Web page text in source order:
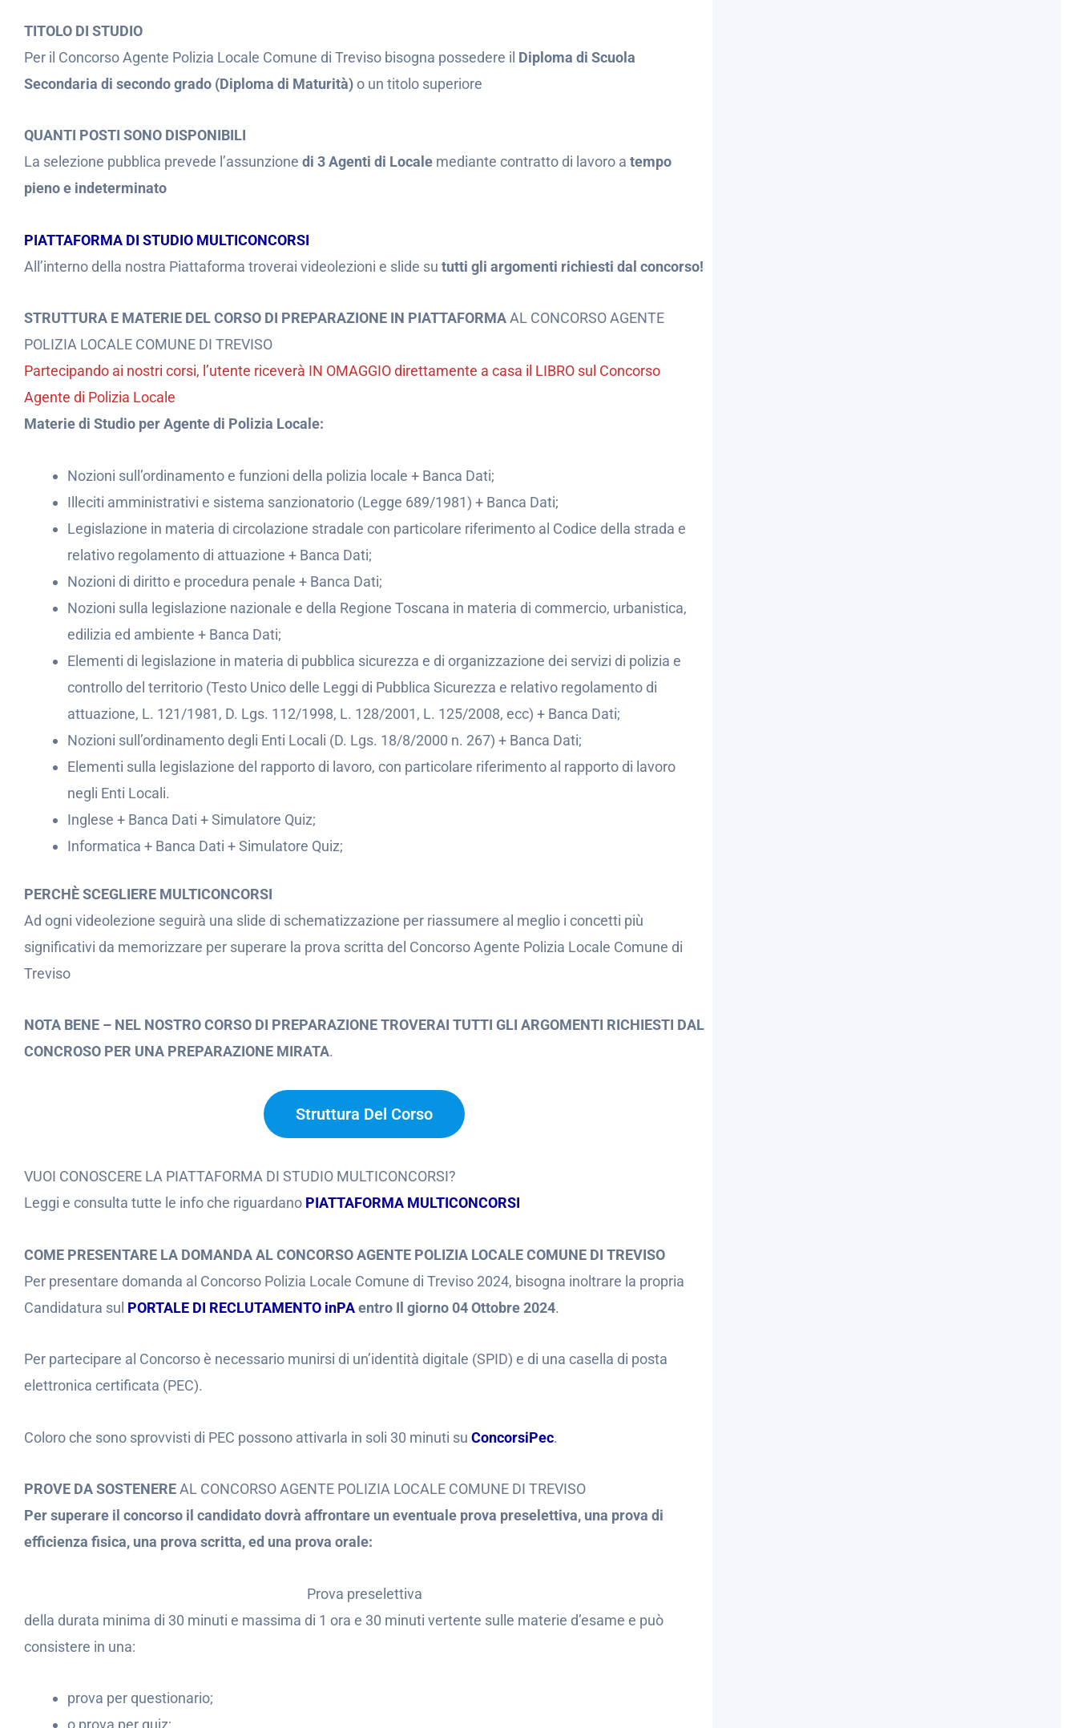
TITOLO DI STUDIO
Per il Concorso Agente Polizia Locale Comune di Treviso bisogna possedere il Diploma di Scuola
Secondaria di secondo grado (Diploma di Maturità)o un titolo superiore
QUANTI POSTI SONO DISPONIBILI
La selezione pubblica prevede l’assunzione di 3 Agenti di Locale mediante contratto di lavoro a tempo
pieno e indeterminato
PIATTAFORMA DI STUDIO MULTICONCORSI
All’interno della nostra Piattaforma troverai videolezioni e slide su tutti gli argomenti richiesti dal concorso!
STRUTTURA E MATERIE DEL CORSO DI PREPARAZIONE IN PIATTAFORMAAL CONCORSO AGENTE
POLIZIA LOCALE COMUNE DI TREVISO
Partecipando ai nostri corsi, l’utente riceverà IN OMAGGIO direttamente a casa il LIBRO sul Concorso
Agente di Polizia Locale
Materie di Studio per Agente di Polizia Locale:
Nozioni sull’ordinamento e funzioni della polizia locale + Banca Dati;
Illeciti amministrativi e sistema sanzionatorio (Legge 689/1981) + Banca Dati;
Legislazione in materia di circolazione stradale con particolare riferimento al Codice della strada e
relativo regolamento di attuazione + Banca Dati;
Nozioni di diritto e procedura penale + Banca Dati;
Nozioni sulla legislazione nazionale e della Regione Toscana in materia di commercio, urbanistica,
edilizia ed ambiente + Banca Dati;
Elementi di legislazione in materia di pubblica sicurezza e di organizzazione dei servizi di polizia e
controllo del territorio (Testo Unico delle Leggi di Pubblica Sicurezza e relativo regolamento di
attuazione, L. 121/1981, D. Lgs. 112/1998, L. 128/2001, L. 125/2008, ecc) + Banca Dati;
Nozioni sull’ordinamento degli Enti Locali (D. Lgs. 18/8/2000 n. 267) + Banca Dati;
Elementi sulla legislazione del rapporto di lavoro, con particolare riferimento al rapporto di lavoro
negli Enti Locali.
Inglese + Banca Dati + Simulatore Quiz;
Informatica + Banca Dati + Simulatore Quiz;
PERCHÈ SCEGLIERE MULTICONCORSI
Ad ogni videolezione seguirà una slide di schematizzazione per riassumere al meglio i concetti più
significativi da memorizzare per superare la prova scritta del Concorso Agente Polizia Locale Comune di
Treviso
NOTA BENE – NEL NOSTRO CORSO DI PREPARAZIONE TROVERAI TUTTI GLI ARGOMENTI RICHIESTI DAL
CONCROSO PER UNA PREPARAZIONE MIRATA.
Struttura Del Corso
VUOI CONOSCERE LA PIATTAFORMA DI STUDIO MULTICONCORSI?
Leggi e consulta tutte le info che riguardano PIATTAFORMA MULTICONCORSI
COME PRESENTARE LA DOMANDA AL CONCORSO AGENTE POLIZIA LOCALE COMUNE DI TREVISO
Per presentare domanda al Concorso Polizia Locale Comune di Treviso 2024, bisogna inoltrare la propria
Candidatura sul PORTALE DI RECLUTAMENTO inPAentro Il giorno 04 Ottobre 2024.
Per partecipare al Concorso è necessario munirsi di un’identità digitale (SPID) e di una casella di posta
elettronica certificata (PEC).
Coloro che sono sprovvisti di PEC possono attivarla in soli 30 minuti su ConcorsiPec.
PROVE DA SOSTENEREAL CONCORSO AGENTE POLIZIA LOCALE COMUNE DI TREVISO
Per superare il concorso il candidato dovrà affrontare un eventuale prova preselettiva, una prova di
efficienza fisica, una prova scritta, ed una prova orale:
Prova preselettiva
della durata minima di 30 minuti e massima di 1 ora e 30 minuti vertente sulle materie d’esame e può
consistere in una:
prova per questionario;
o prova per quiz;